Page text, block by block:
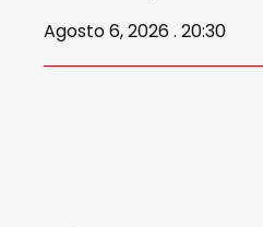
Agosto 6, 2026 . 20:30